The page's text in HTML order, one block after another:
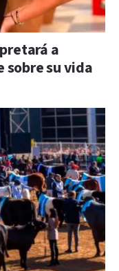
a
sobre su vida